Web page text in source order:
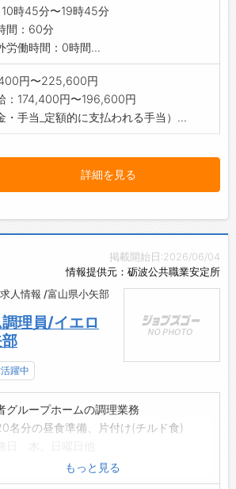
時45分〜19時45分
間：60分
労働時間：0時間...
円〜225,600円
：174,400円〜196,600円
・手当_定額的に支払われる手当）...
詳細を見る
掲載開始日:2026/06/04
情報提供元：砺波公共職業安定所
人情報 /富山県小矢部
理員/イエロ
躍中
グループホームの調理業務
名分の昼食準備、片付け(チルド食)
範囲:なし】
もっと見る